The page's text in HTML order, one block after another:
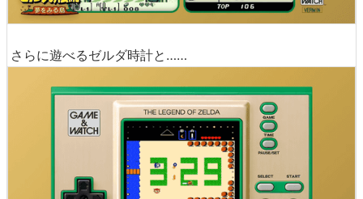
さらに遊べるゼルダ時計と……